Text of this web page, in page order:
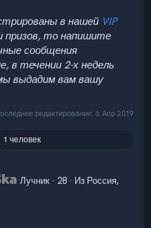
в нашей VIP
призов, то напишите
сообщения
в течении 2-х недель
выдадим вам вашу
редактирование: 6 Апр 2019
человек
Лучник · 28 · Из Россия,